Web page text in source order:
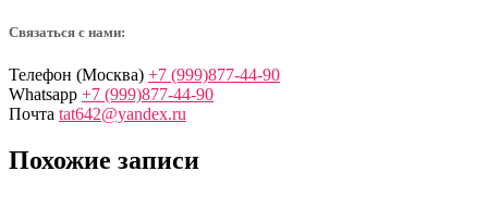
Связаться с нами:
Телефон (Москва) +7 (999)877-44-90
Whatsapp +7 (999)877-44-90
Почта tat642@yandex.ru
Похожие записи